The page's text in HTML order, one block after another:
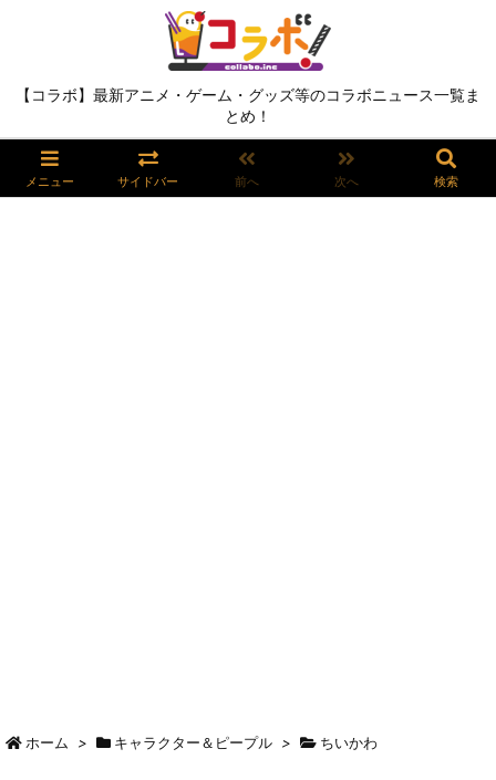
【コラボ】最新アニメ・ゲーム・グッズ等のコラボニュース一覧ま
とめ！
メニュー サイドバー 前へ 次へ 検索
ホーム > キャラクター＆ピープル > ちいかわ